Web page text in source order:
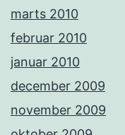
marts 2010
februar 2010
januar 2010
december 2009
november 2009